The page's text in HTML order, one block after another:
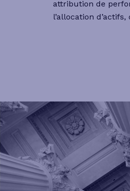
attribution de
l’allocation